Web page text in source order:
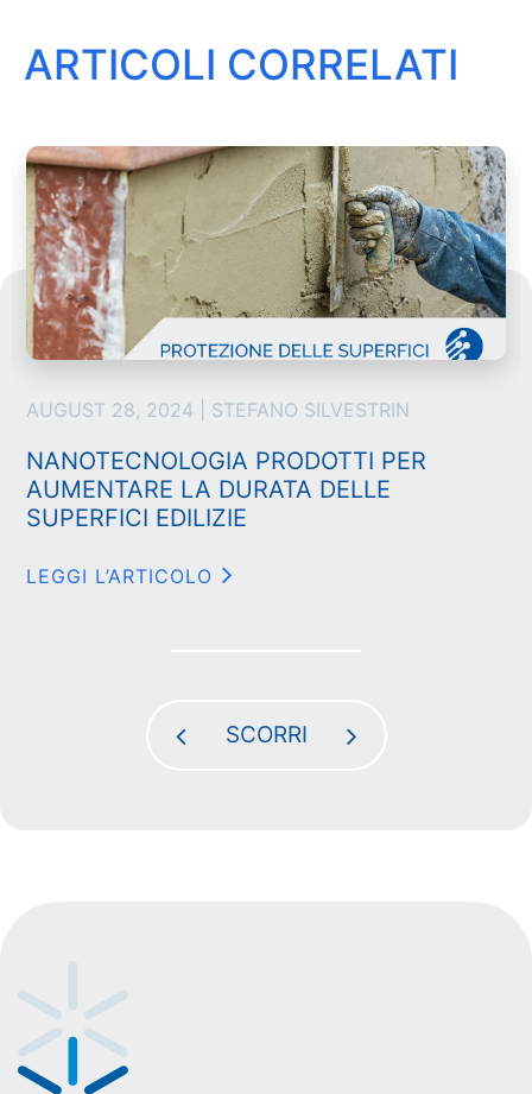
ARTICOLI CORRELATI
AUGUST 28, 2024 | STEFANO SILVESTRIN
NANOTECNOLOGIA PRODOTTI PER
AUMENTARE LA DURATA DELLE
SUPERFICI EDILIZIE
LEGGI L’ARTICOLO
SCORRI